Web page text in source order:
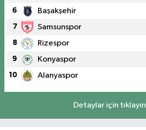
6 Başakşehir
7 Samsunspor
8 Rizespor
9 Konyaspor
10 Alanyaspor
Detaylar için tıklayın